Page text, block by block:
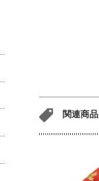
関連商品